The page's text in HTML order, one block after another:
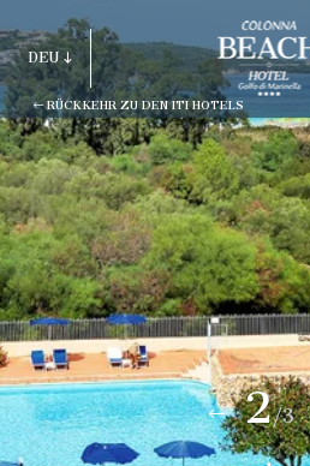
RÜCKKEHR ZU DEN ITI HOTELS
DEU
ITA
ENG
FRA
DEU
ESP
RUS
STRUKTUR
WÄHLEN
2/3